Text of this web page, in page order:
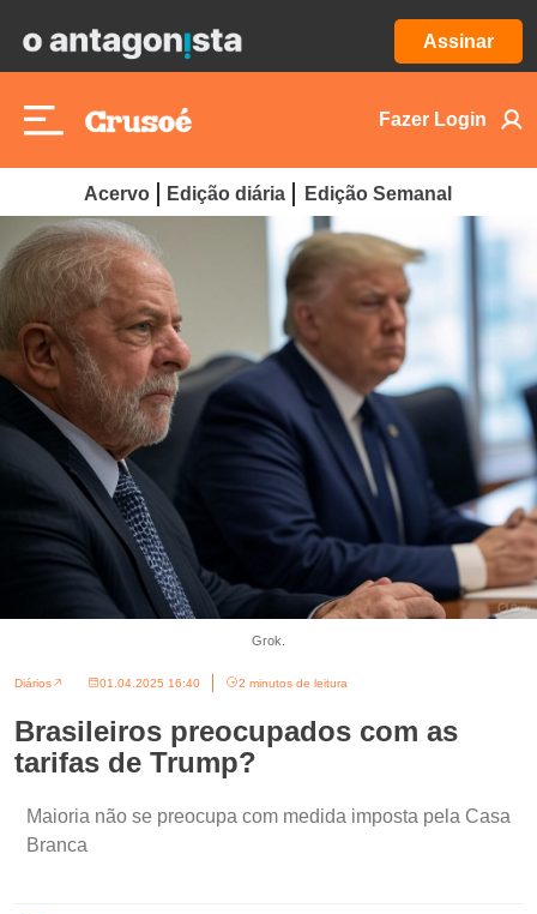
Assinar
Fazer Login
Acervo Edição diária Edição Semanal
Grok.
Diários 01.04.2025 16:40 2 minutos de leitura
Brasileiros preocupados com as
tarifas de Trump?
Maioria não se preocupa com medida imposta pela Casa
Branca